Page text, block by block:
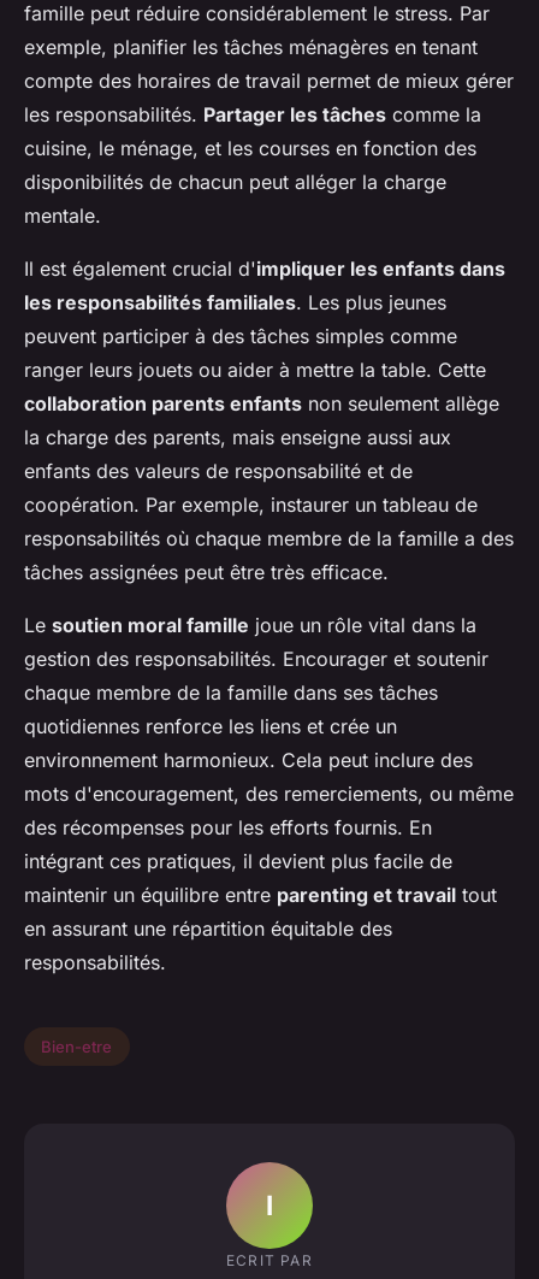
famille peut réduire considérablement le stress. Par
exemple, planifier les tâches ménagères en tenant
compte des horaires de travail permet de mieux gérer
les responsabilités. Partager les tâches comme la
cuisine, le ménage, et les courses en fonction des
disponibilités de chacun peut alléger la charge
mentale.
Il est également crucial d'impliquer les enfants dans
les responsabilités familiales. Les plus jeunes
peuvent participer à des tâches simples comme
ranger leurs jouets ou aider à mettre la table. Cette
collaboration parents enfants non seulement allège
la charge des parents, mais enseigne aussi aux
enfants des valeurs de responsabilité et de
coopération. Par exemple, instaurer un tableau de
responsabilités où chaque membre de la famille a des
tâches assignées peut être très efficace.
Le soutien moral famille joue un rôle vital dans la
gestion des responsabilités. Encourager et soutenir
chaque membre de la famille dans ses tâches
quotidiennes renforce les liens et crée un
environnement harmonieux. Cela peut inclure des
mots d'encouragement, des remerciements, ou même
des récompenses pour les efforts fournis. En
intégrant ces pratiques, il devient plus facile de
maintenir un équilibre entre parenting et travail tout
en assurant une répartition équitable des
responsabilités.
Bien-etre
I
ECRIT PAR